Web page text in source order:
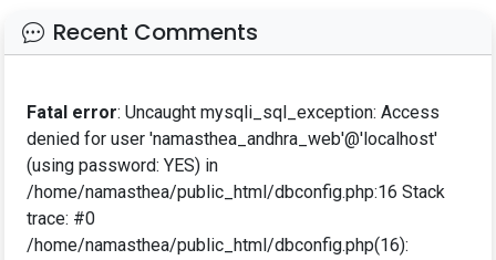
Recent Comments
Fatal error: Uncaught mysqli_sql_exception: Access
denied for user 'namasthea_andhra_web'@'localhost'
(using password: YES) in
/home/namasthea/public_html/dbconfig.php:16 Stack
trace: #0
/home/namasthea/public_html/dbconfig.php(16):